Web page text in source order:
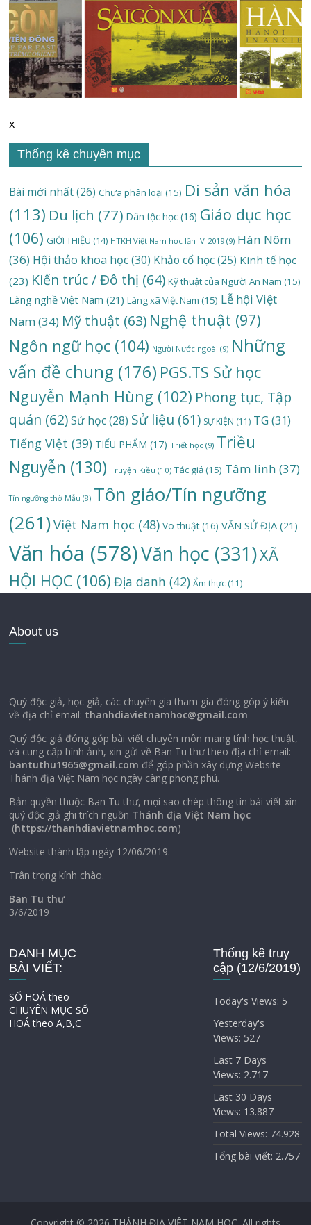
x
Thống kê chuyên mục
Bài mới nhất(26) Chưa phân loại (15) Di sản văn hóa
(113) Du lịch (77) Dân tộc học (16) Giáo dục học
(106) GIỚI THIỆU (14) HTKH Việt Nam học lần IV-2019 (9) Hán Nôm
(36) Hội thảo khoa học(30) Khảo cổ học(25) Kinh tế học
(23) Kiến trúc / Đô thị (64) Kỹ thuật của Người An Nam (15)
Làng nghề Việt Nam (21) Làng xã Việt Nam (15) Lễ hội Việt
Nam(34) Mỹ thuật (63) Nghệ thuật (97)
Ngôn ngữ học (104) Người Nước ngoài (9) Những
vấn đề chung (176) PGS.TS Sử học
Nguyễn Mạnh Hùng (102) Phong tục, Tập
quán (62) Sử học(28) Sử liệu (61) SỰ KIỆN (11) TG (31)
Tiếng Việt (39) TIỂU PHẨM (17) Triết học (9) Triều
Nguyễn (130) Truyện Kiều (10) Tác giả(15) Tâm linh (37)
Tín ngưỡng thờ Mẫu (8) Tôn giáo/Tín ngưỡng
(261)Việt Nam học (48) Võ thuật(16) VĂN SỬ ĐỊA (21)
Văn hóa (578)Văn học (331)XÃ
HỘI HỌC (106) Địa danh (42) Ẩm thực (11)
About us
Quý độc giả, học giả, các chuyên gia tham gia đóng góp ý kiến
về địa chỉ email: thanhdiavietnamhoc@gmail.com
Quý độc giả đóng góp bài viết chuyên môn mang tính học thuật,
và cung cấp hình ảnh, xin gửi về Ban Tu thư theo địa chỉ email:
bantuthu1965@gmail.com để góp phần xây dựng Website
Thánh địa Việt Nam học ngày càng phong phú.
Bản quyền thuộc Ban Tu thư, mọi sao chép thông tin bài viết xin
quý độc giả ghi trích nguồn Thánh địa Việt Nam học
(https://thanhdiavietnamhoc.com)
Website thành lập ngày 12/06/2019.
Trân trọng kính chào.
Ban Tu thư
3/6/2019
DANH MỤC
BÀI VIẾT:
SỐ HOÁ theo
CHUYÊN MỤCSỐ
HOÁ theo A,B,C
Thống kê truy
cập (12/6/2019)
Today's Views: 5
Yesterday's
Views: 527
Last 7 Days
Views: 2.717
Last 30 Days
Views: 13.887
Total Views: 74.928
Tổng bài viết: 2.757